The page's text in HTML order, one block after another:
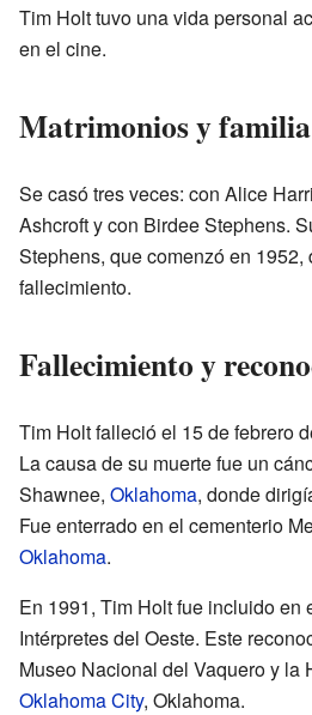
Tim Holt tuvo una vida personal
en el cine.
Matrimonios y familia
Se casó tres veces: con Alice
Ashcroft y con Birdee Stephens.
Stephens, que comenzó en 1952,
fallecimiento.
Fallecimiento y
Tim Holt falleció el 15 de febrero
La causa de su muerte fue un
Shawnee, Oklahoma, donde
Fue enterrado en el cementerio
Oklahoma.
En 1991, Tim Holt fue incluido en
Intérpretes del Oeste. Este
Museo Nacional del Vaquero y la
Oklahoma City, Oklahoma.